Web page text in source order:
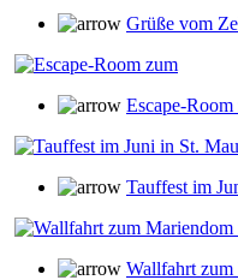
Grüße vom
Escape-
Tauffest im
Wallfahrt